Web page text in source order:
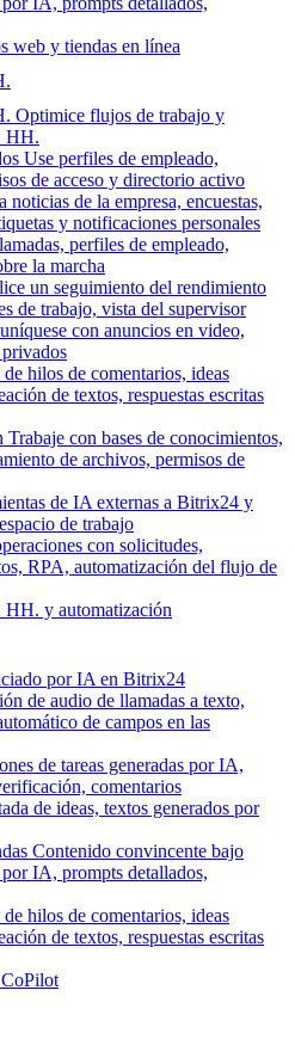
web y tiendas en línea
Optimice flujos de trabajo y
HH.
Use perfiles de empleado,
de acceso y directorio activo
noticias de la empresa, encuestas,
y notificaciones personales
perfiles de empleado,
la marcha
un seguimiento del rendimiento
de trabajo, vista del supervisor
con anuncios en video,
de hilos de comentarios, ideas
de textos, respuestas escritas
Trabaje con bases de conocimientos,
de archivos, permisos de
de IA externas a Bitrix24 y
de trabajo
con solicitudes,
RPA, automatización del flujo de
HH. y automatización
por IA en Bitrix24
de audio de llamadas a texto,
de campos en las
de tareas generadas por IA,
comentarios
de ideas, textos generados por
Contenido convincente bajo
por IA, prompts detallados,
de hilos de comentarios, ideas
de textos, respuestas escritas
CoPilot